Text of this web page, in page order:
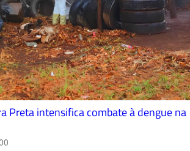
Preta intensifica combate à dengue na